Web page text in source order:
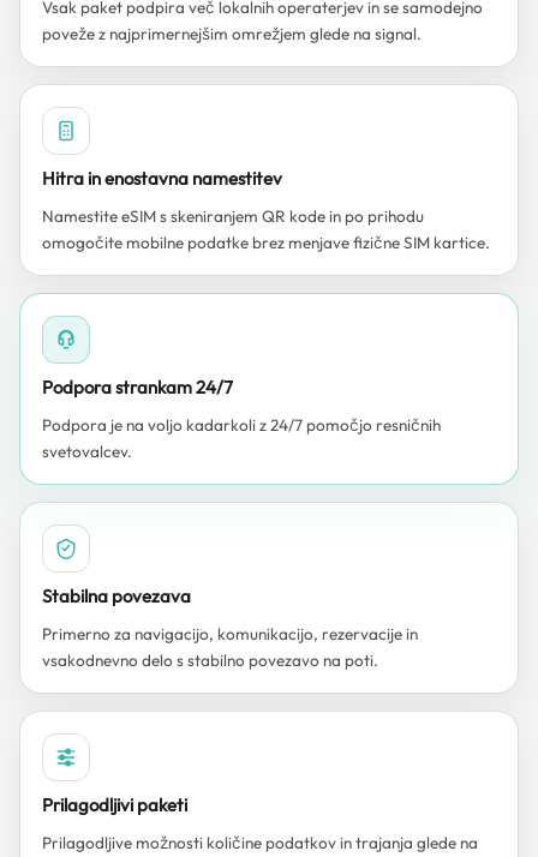
Vsak paket podpira več lokalnih operaterjev in se samodejno
poveže z najprimernejšim omrežjem glede na signal.
Hitra in enostavna namestitev
Namestite eSIM s skeniranjem QR kode in po prihodu
omogočite mobilne podatke brez menjave fizične SIM kartice.
Podpora strankam 24/7
Podpora je na voljo kadarkoli z 24/7 pomočjo resničnih
svetovalcev.
Stabilna povezava
Primerno za navigacijo, komunikacijo, rezervacije in
vsakodnevno delo s stabilno povezavo na poti.
Prilagodljivi paketi
Prilagodljive možnosti količine podatkov in trajanja glede na